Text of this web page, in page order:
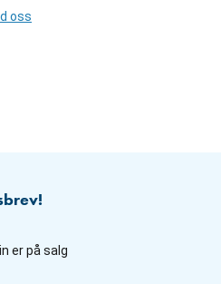
oss
er på salg